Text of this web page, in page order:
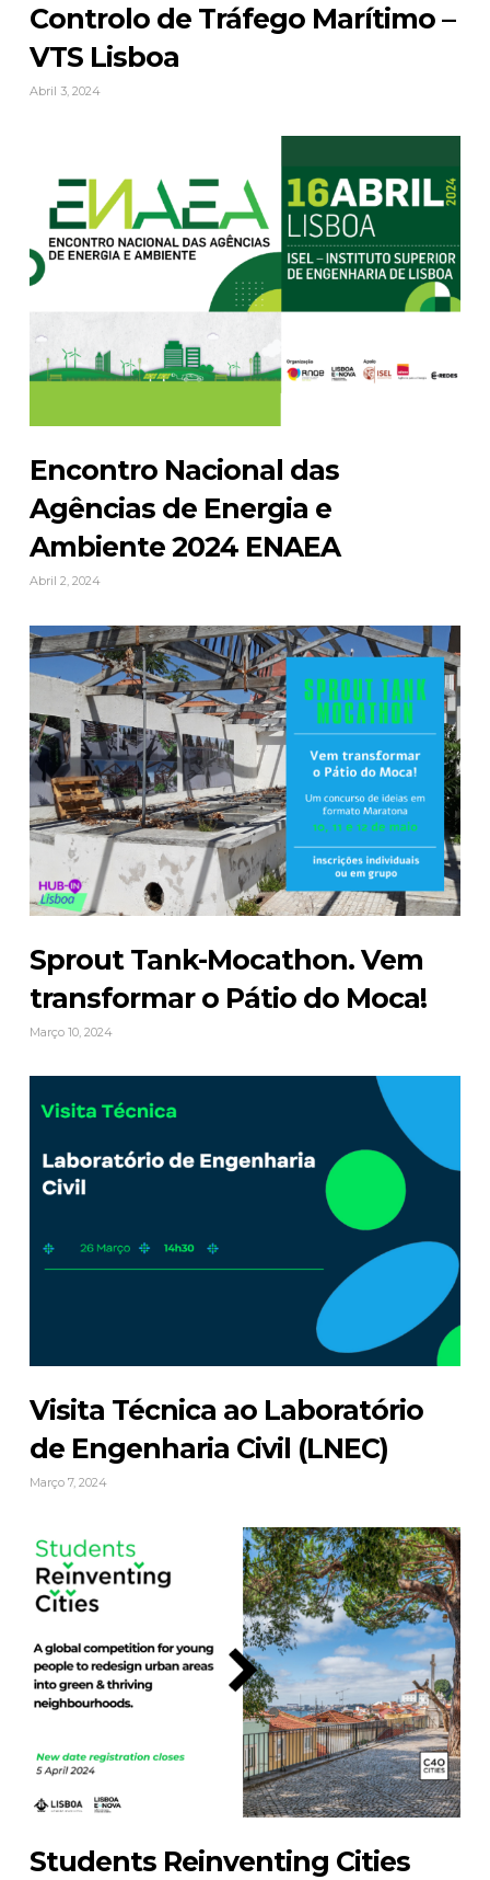
Controlo de Tráfego Marítimo –
VTS Lisboa
Abril 3, 2024
Encontro Nacional das
Agências de Energia e
Ambiente 2024 ENAEA
Abril 2, 2024
Sprout Tank-Mocathon. Vem
transformar o Pátio do Moca!
Março 10, 2024
Visita Técnica ao Laboratório
de Engenharia Civil (LNEC)
Março 7, 2024
Students Reinventing Cities